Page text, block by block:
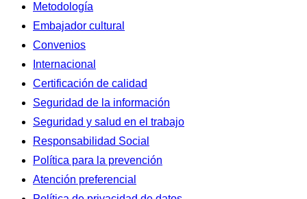
Metodología
Embajador cultural
Convenios
Internacional
Certificación de calidad
Seguridad de la información
Seguridad y salud en el trabajo
Responsabilidad Social
Política para la prevención
Atención preferencial